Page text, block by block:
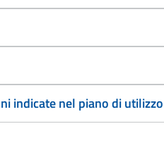
indicate nel piano di utilizzo